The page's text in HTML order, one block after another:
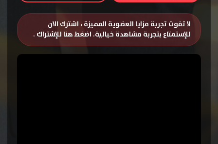
لا تفوت تجربة مزايا العضوية المميزة ، اشترك الان
للإستمتاع بتجربة مشاهدة خيالية. اضغط هنا للإشتراك .